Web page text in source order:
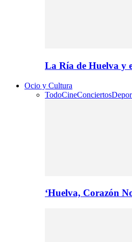
La Ría de Huelva y
Ocio y Cultura
TodoCineConciertos
‘Huelva, Corazón